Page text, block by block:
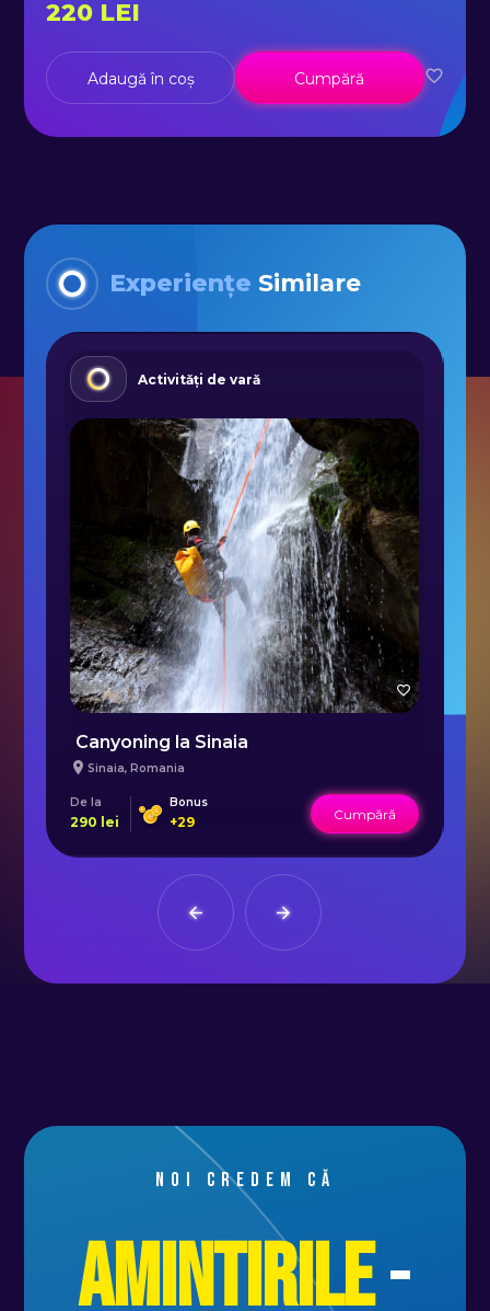
220 LEI
Adaugă în coș Cumpără
Experiențe Similare
Activități de vară
Canyoning la Sinaia
Sinaia, Romania
De la
290 lei
Bonus
+29 Cumpără
Noi credem că
Amintirile-